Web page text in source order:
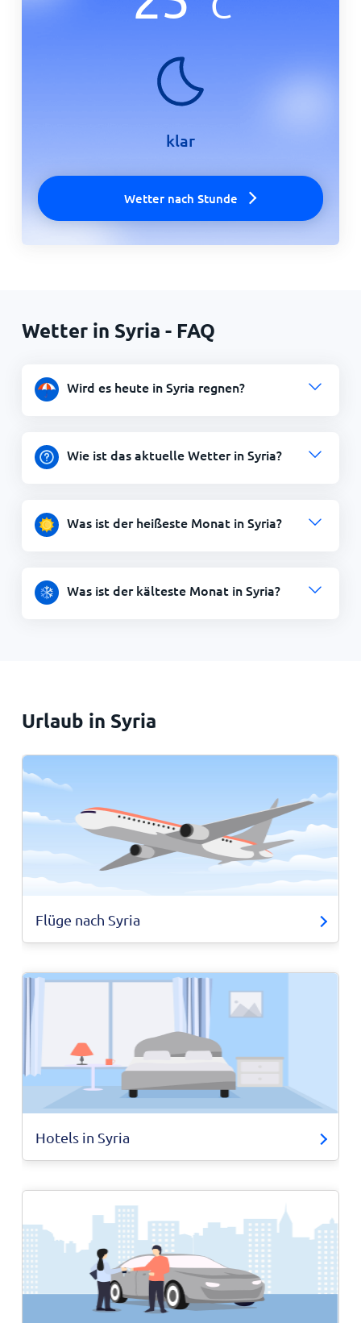
klar
Wetter nach Stunde
Wetter in Syria - FAQ
Wird es heute in Syria regnen?
Wie ist das aktuelle Wetter in Syria?
Was ist der heißeste Monat in Syria?
Was ist der kälteste Monat in Syria?
Urlaub in Syria
Flüge nach Syria
Hotels in Syria